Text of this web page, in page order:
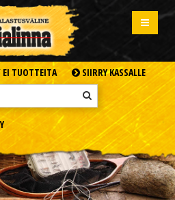
EI TUOTTEITA SIIRRY KASSALLE